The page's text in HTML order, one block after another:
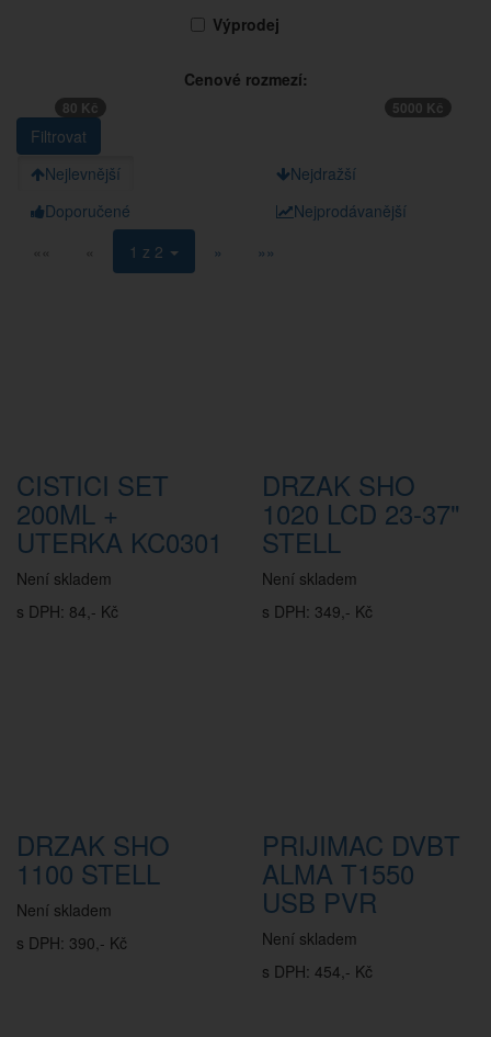
Výprodej
Cenové rozmezí:
80 Kč 5000 Kč
Nejlevnější
Nejdražší
Doporučené
Nejprodávanější
««
« 1 z 2 » »»
CISTICI SET
200ML +
UTERKA KC0301
Není skladem
s DPH: 84,- Kč
DRZAK SHO
1020 LCD 23-37"
STELL
Není skladem
s DPH: 349,- Kč
DRZAK SHO
1100 STELL
Není skladem
s DPH: 390,- Kč
PRIJIMAC DVBT
ALMA T1550
USB PVR
Není skladem
s DPH: 454,- Kč